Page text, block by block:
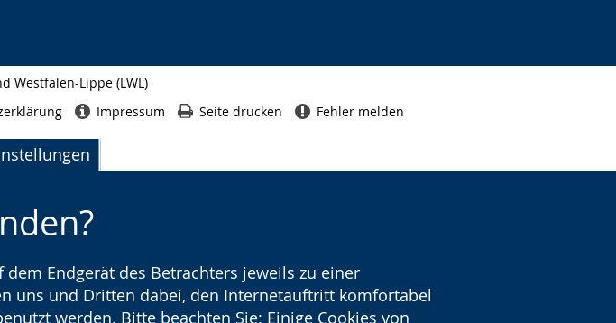
Endgerät des Betrachters jeweils zu einer
uns und Dritten dabei, den Internetauftritt komfortabel
werden. Bitte beachten Sie: Einige Cookies von
Westfalen-Lippe (LWL)
Impressum Seite drucken Fehler melden